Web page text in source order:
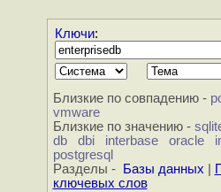
Ключи:
Близкие по совпадению -
vmware
Близкие по значению -
db
dbi interbase oracle
postgresql
Разделы -
Базы данных
ключевых слов